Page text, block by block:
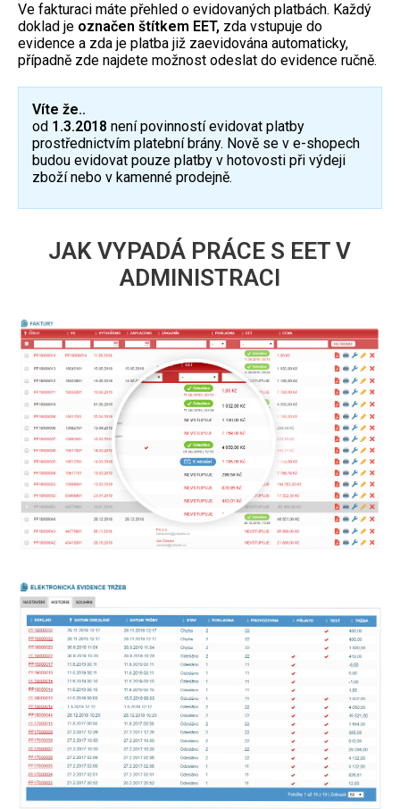
Ve fakturaci máte přehled o evidovaných platbách. Každý
doklad je označen štítkem EET, zda vstupuje do
evidence a zda je platba již zaevidována automaticky,
případně zde najdete možnost odeslat do evidence ručně.
Víte že..
od 1.3.2018 není povinností evidovat platby
prostřednictvím platební brány. Nově se v e-shopech
budou evidovat pouze platby v hotovosti při výdeji
zboží nebo v kamenné prodejně.
JAK VYPADÁ PRÁCE S EET V
ADMINISTRACI